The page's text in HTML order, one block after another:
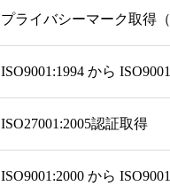
プライバシーマーク取得
ISO9001:1994 から
ISO27001:2005認証取得
ISO9001:2000 から